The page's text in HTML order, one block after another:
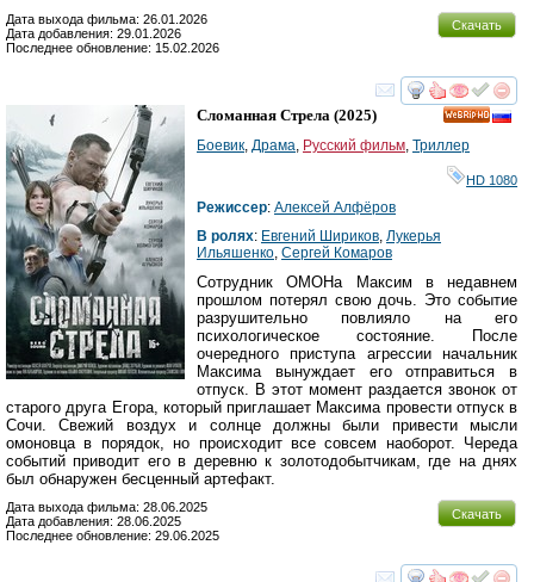
Скачать
Дата выхода фильма: 26.01.2026
Дата добавления: 29.01.2026
Последнее обновление: 15.02.2026
смотреть
Сломанная Стрела (2025)
Боевик Драма Русский фильм Триллер
HD 1080
Режиссер: Алексей Алфёров
В ролях: Евгений Шириков Лукерья
Ильяшенко Сергей Комаров
Сотрудник ОМОНа Максим в недавнем
прошлом потерял свою дочь. Это событие
разрушительно повлияло на его
психологическое состояние. После
очередного приступа агрессии начальник
Максима вынуждает его отправиться в
отпуск. В этот момент раздается звонок от
старого друга Егора, который приглашает Максима провести отпуск в
Сочи. Свежий воздух и солнце должны были привести мысли
омоновца в порядок, но происходит все совсем наоборот. Череда
событий приводит его в деревню к золотодобытчикам, где на днях
был обнаружен бесценный артефакт.
Скачать
Дата выхода фильма: 28.06.2025
Дата добавления: 28.06.2025
Последнее обновление: 29.06.2025